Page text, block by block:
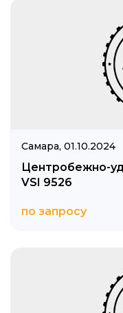
Самара, 01.10.2024
Центробежно-
VSI 9526
по запросу